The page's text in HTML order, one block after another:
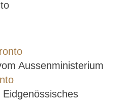
Aussenministerium